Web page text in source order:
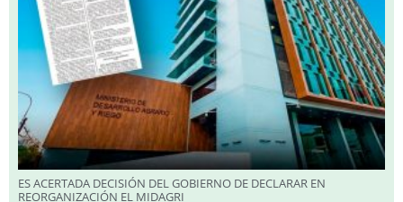
ES ACERTADA DECISIÓN DEL GOBIERNO DE DECLARAR EN
REORGANIZACIÓN EL MIDAGRI